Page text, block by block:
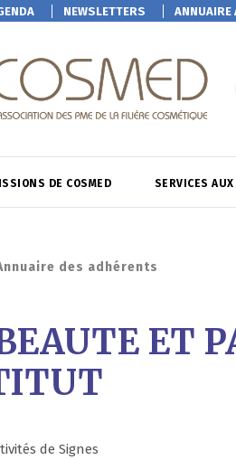
NEWSLETTERS ANNUAIRE
DE COSMED SERVICES
des adhérents
ET
de Signes